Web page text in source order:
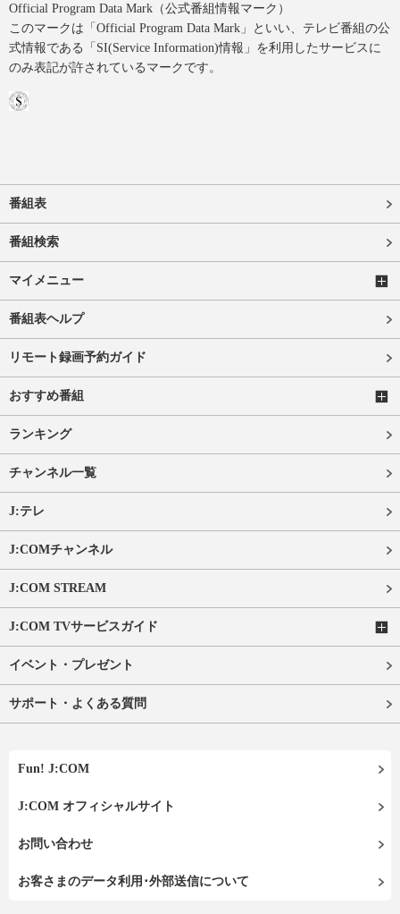
Official Program Data Mark（公式番組情報マーク）
このマークは「Official Program Data Mark」といい、テレビ番組の公
式情報である「SI(Service Information)情報」を利用したサービスに
のみ表記が許されているマークです。
番組表
番組検索
マイメニュー
番組表ヘルプ
リモート録画予約ガイド
おすすめ番組
ランキング
チャンネル一覧
J:テレ
J:COMチャンネル
J:COM STREAM
J:COM TVサービスガイド
イベント・プレゼント
サポート・よくある質問
Fun! J:COM
J:COM オフィシャルサイト
お問い合わせ
お客さまのデータ利用･外部送信について